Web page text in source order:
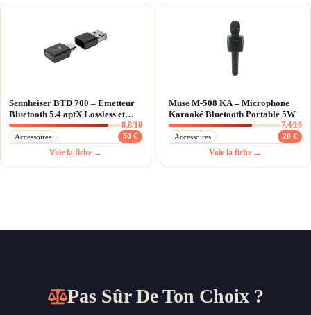
Sennheiser BTD 700 – Emetteur
Bluetooth 5.4 aptX Lossless et
Auracast
8.8/10
Accessoires 50 €
Voir la fiche →
Muse M-508 KA – Microphone
Karaoké Bluetooth Portable 5W
7.4/10
Accessoires 20 €
Voir la fiche →
Pas Sûr De Ton Choix ?